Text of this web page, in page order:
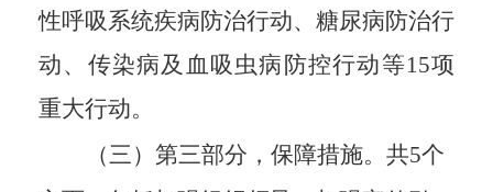
性呼吸系统疾病防治行动、糖尿病防治行
动、传染病及血吸虫病防控行动等15项
重大行动。
（三） 第三部分，保障措施。 共5个